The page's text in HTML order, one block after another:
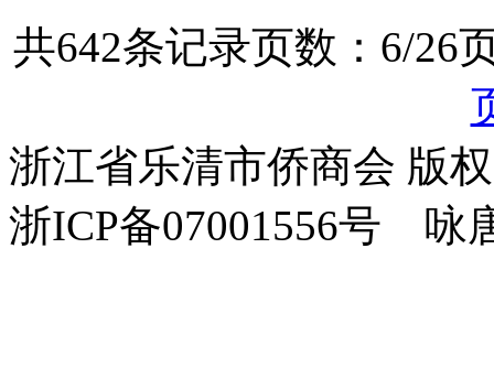
共642条记录页数：6/26
浙江省乐清市侨商会 版
浙ICP备07001556号 咏